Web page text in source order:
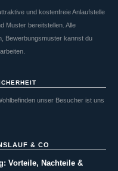
und kostenfreie Anlaufstelle
Muster bereitstellen. Alle
Bewerbungsmuster kannst du
unser Besucher ist uns
& CO
Vorteile, Nachteile &